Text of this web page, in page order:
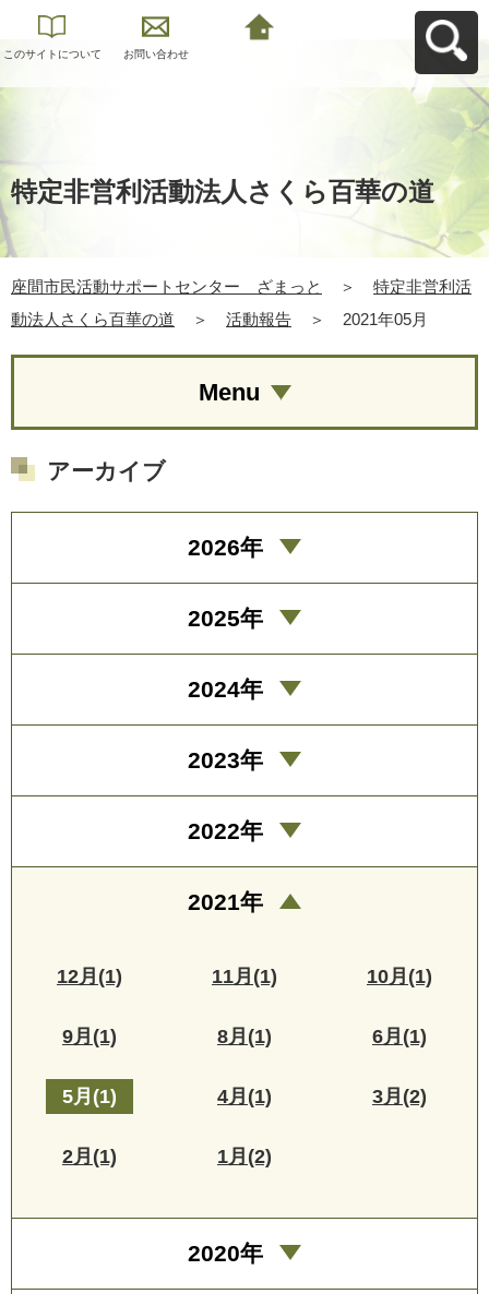
このサイトについて お問い合わせ
特定非営利活動法人さくら百華の道
座間市民活動サポートセンター ざまっと ＞
特定非営利活
動法人さくら百華の道
＞ 活動報告 ＞ 2021年05月
Menu
アーカイブ
2026年
2025年
2024年
2023年
2022年
2021年
12月(1) 11月(1) 10月(1)
9月(1) 8月(1) 6月(1)
5月(1) 4月(1) 3月(2)
2月(1) 1月(2)
2020年